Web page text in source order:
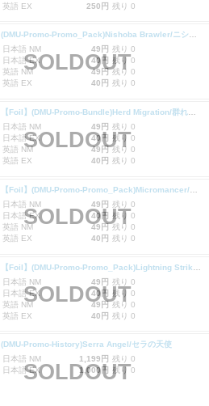
英語 EX
250円 残り 0
(DMU-Promo-Promo_Pack)Nishoba Brawler/ニショーバの喧嘩屋
日本語 NM
49円 残り 0
日本語 EX
40円 残り 0
英語 NM
49円 残り 0
英語 EX
40円 残り 0
SOLDOUT
日本語 NM
49円 残り 0
日本語 EX
40円 残り 0
英語 NM
49円 残り 0
英語 EX
40円 残り 0
SOLDOUT
日本語 NM
49円 残り 0
日本語 EX
40円 残り 0
英語 NM
49円 残り 0
英語 EX
40円 残り 0
SOLDOUT
日本語 NM
49円 残り 0
日本語 EX
40円 残り 0
英語 NM
49円 残り 0
英語 EX
40円 残り 0
SOLDOUT
(DMU-Promo-History)Serra Angel/セラの天使
日本語 NM
1,199円 残り 0
日本語 EX
1,000円 残り 0
SOLDOUT